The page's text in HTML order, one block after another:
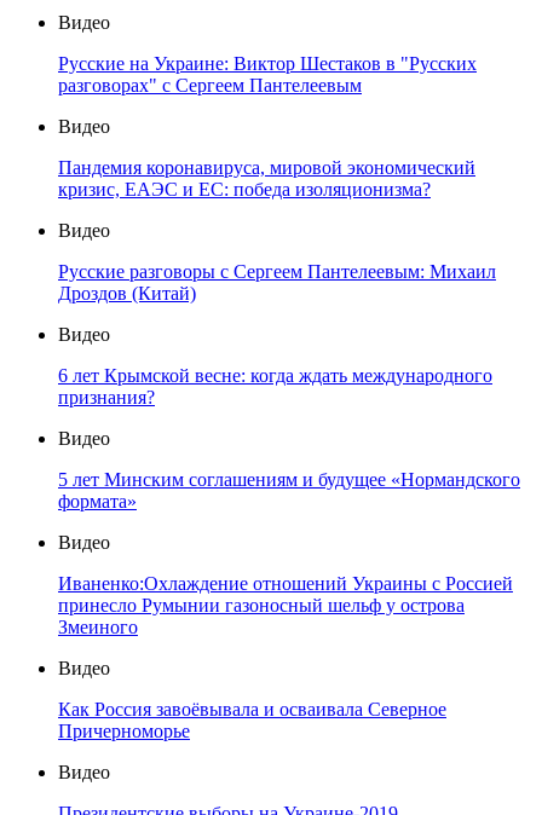
Видео
Русские на Украине: Виктор Шестаков в "Русских
разговорах" с Сергеем Пантелеевым
Видео
Пандемия коронавируса, мировой экономический
кризис, ЕАЭС и ЕС: победа изоляционизма?
Видео
Русские разговоры с Сергеем Пантелеевым: Михаил
Дроздов (Китай)
Видео
6 лет Крымской весне: когда ждать международного
признания?
Видео
5 лет Минским соглашениям и будущее «Нормандского
формата»
Видео
Иваненко:Охлаждение отношений Украины с Россией
принесло Румынии газоносный шельф у острова
Змеиного
Видео
Как Россия завоёвывала и осваивала Северное
Причерноморье
Видео